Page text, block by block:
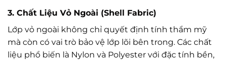
3. Chất Liệu Vỏ Ngoài (Shell Fabric)
Lớp vỏ ngoài không chỉ quyết định tính thẩm mỹ
mà còn có vai trò bảo vệ lớp lõi bên trong. Các chất
liệu phổ biến là Nylon và Polyester với đặc tính bền,